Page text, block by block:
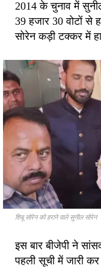
2014 के चुनाव में
39 हजार 30 वोटों से
सोरेन कड़ी टक्कर में
शिबू सोरेन को हराने वाले सुनील सोरेन
इस बार बीजेपी ने
पहली सूची में जारी कर